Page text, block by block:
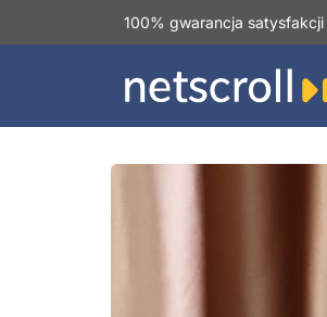
100% gwarancja satysfakcji